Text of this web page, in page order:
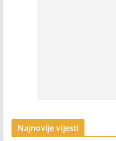
Najnovije vijesti